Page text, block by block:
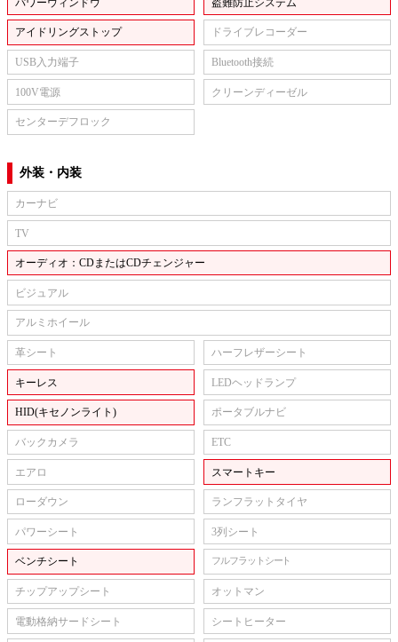
アイドリングストップ ドライブレコーダー
USB入力端子 Bluetooth接続
100V電源 クリーンディーゼル
センターデフロック
外装・内装
カーナビ
TV
オーディオ：CDまたはCDチェンジャー
ビジュアル
アルミホイール
革シート ハーフレザーシート
キーレス LEDヘッドランプ
HID(キセノンライト) ポータブルナビ
バックカメラ ETC
エアロ スマートキー
ローダウン ランフラットタイヤ
パワーシート 3列シート
ベンチシート フルフラットシート
チップアップシート オットマン
電動格納サードシート シートヒーター